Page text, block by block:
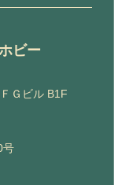
ビー
Ｇビル B1F
号